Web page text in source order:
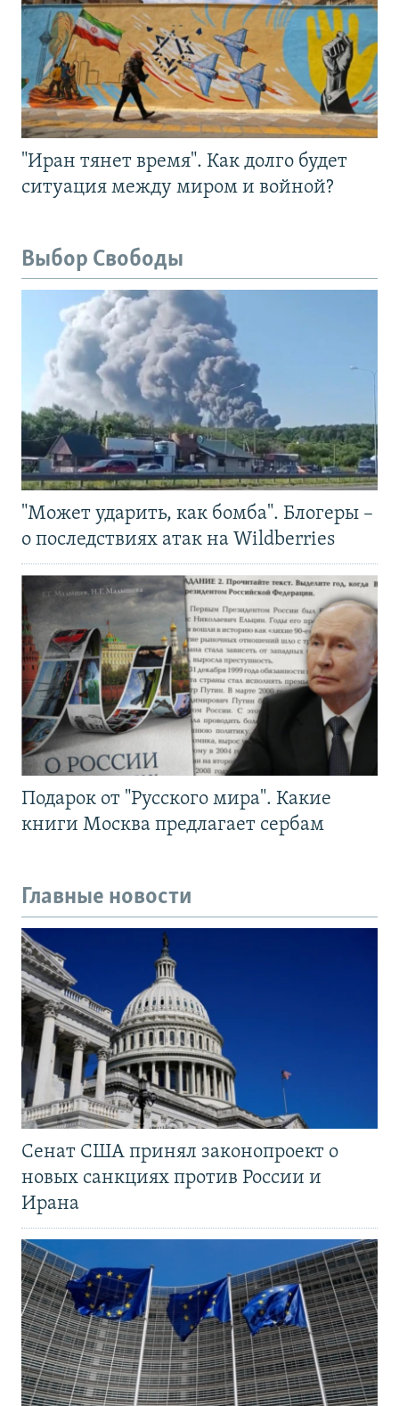
"Иран тянет время". Как долго будет
ситуация между миром и войной?
Выбор Свободы
"Может ударить, как бомба". Блогеры –
о последствиях атак на Wildberries
Подарок от "Русского мира". Какие
книги Москва предлагает сербам
Главные новости
Сенат США принял законопроект о
новых санкциях против России и
Ирана